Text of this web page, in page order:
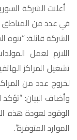
أعلنت الشركة
في عدد من المناطق
الشركة قائلة: “تنوه
اللازم لعمل
تشغيل المراكز
لخروج عدد من
وأضاف البيان:
الوقود لعودة هذه
الموارد المتوفرة”.